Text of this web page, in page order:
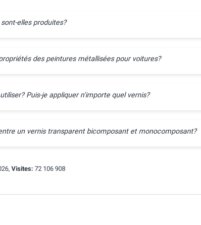
elles produites?
des peintures métallisées pour voitures?
Puis-je appliquer n'importe quel vernis?
un vernis transparent bicomposant et monocomposant?
Visites: 72 106 908